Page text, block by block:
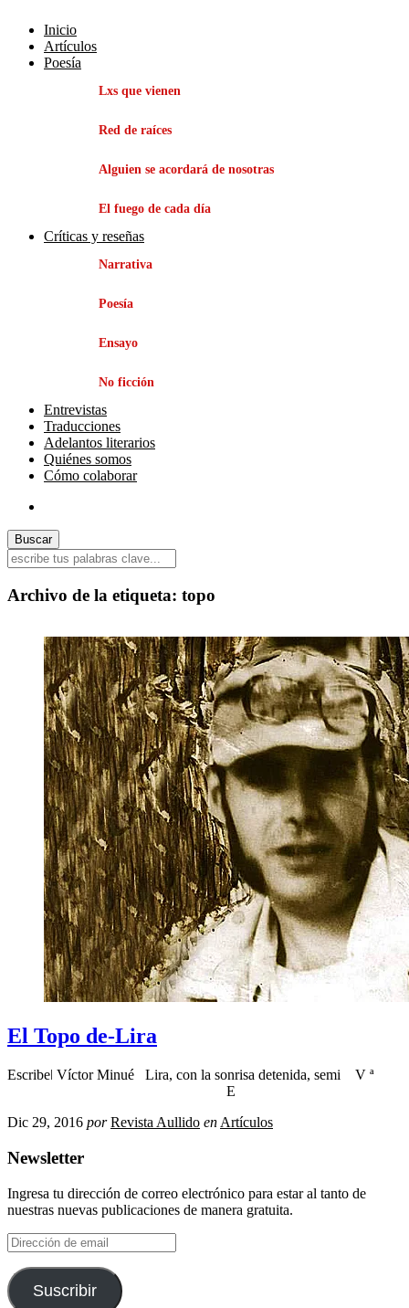
Inicio
Artículos
Poesía
Lxs que vienen
Red de raíces
Alguien se acordará de nosotras
El fuego de cada día
Críticas y reseñas
Narrativa
Poesía
Ensayo
No ficción
Entrevistas
Traducciones
Adelantos literarios
Quiénes somos
Cómo colaborar
Archivo de la etiqueta: topo
El Topo de-Lira
Escribeǀ Víctor Minué Lira, con la sonrisa detenida, semi V ª
E
Dic 29, 2016 por Revista Aullido en Artículos
Newsletter
Ingresa tu dirección de correo electrónico para estar al tanto de
nuestras nuevas publicaciones de manera gratuita.
Dirección
de
email
Suscribir